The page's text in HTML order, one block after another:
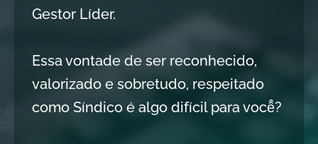
Gestor Líder.
Essa vontade de ser reconhecido,
valorizado e sobretudo, respeitado
como Síndico é algo difícil para você̂?